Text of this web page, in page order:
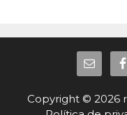
Copyright © 2026